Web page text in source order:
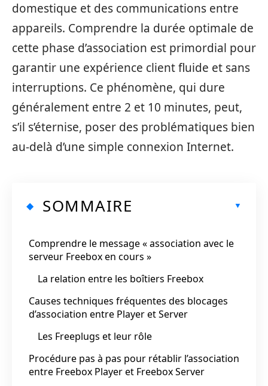
domestique et des communications entre
appareils. Comprendre la durée optimale de
cette phase d’association est primordial pour
garantir une expérience client fluide et sans
interruptions. Ce phénomène, qui dure
généralement entre 2 et 10 minutes, peut,
s’il s’éternise, poser des problématiques bien
au-delà d’une simple connexion Internet.
SOMMAIRE
Comprendre le message « association avec le
serveur Freebox en cours »
La relation entre les boîtiers Freebox
Causes techniques fréquentes des blocages
d’association entre Player et Server
Les Freeplugs et leur rôle
Procédure pas à pas pour rétablir l’association
entre Freebox Player et Freebox Server